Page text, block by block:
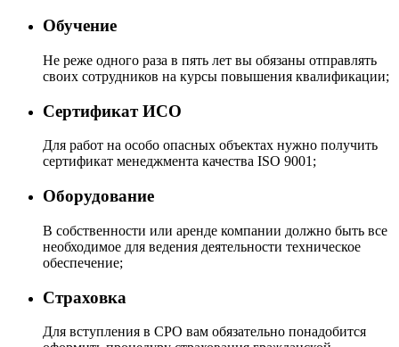
Обучение
Не реже одного раза в пять лет вы обязаны отправлять
своих сотрудников на курсы повышения квалификации;
Сертификат ИСО
Для работ на особо опасных объектах нужно получить
сертификат менеджмента качества ISO 9001;
Оборудование
В собственности или аренде компании должно быть все
необходимое для ведения деятельности техническое
обеспечение;
Страховка
Для вступления в СРО вам обязательно понадобится